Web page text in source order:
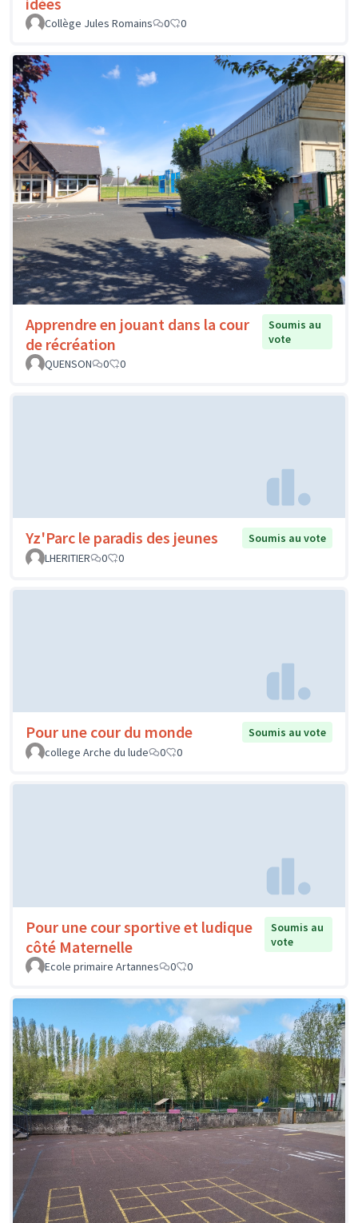
Collège Jules Romains 0 0
Apprendre en jouant dans la cour
de récréation
Soumis au
vote
QUENSON
0 0
Yz'Parc le paradis des jeunes
Soumis au vote
LHERITIER
0 0
Pour une cour du monde
Soumis au vote
college Arche du lude
0 0
Pour une cour sportive et ludique
côté Maternelle
Soumis au
vote
Ecole primaire Artannes
0 0